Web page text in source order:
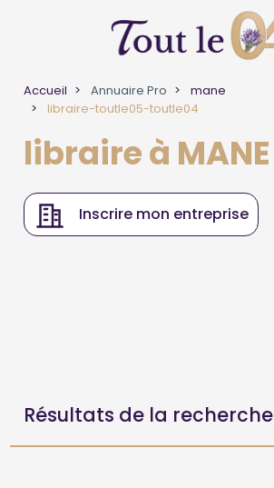
Accueil Annuaire Pro
mane
libraire-toutle05-toutle04
libraire à MANE
Inscrire mon entreprise
Résultats de la recherche